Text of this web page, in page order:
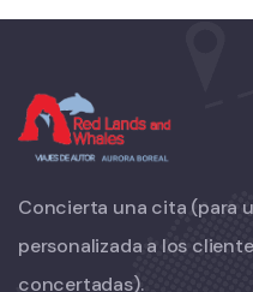
Concierta una cita (para
personalizada a los
concertadas).